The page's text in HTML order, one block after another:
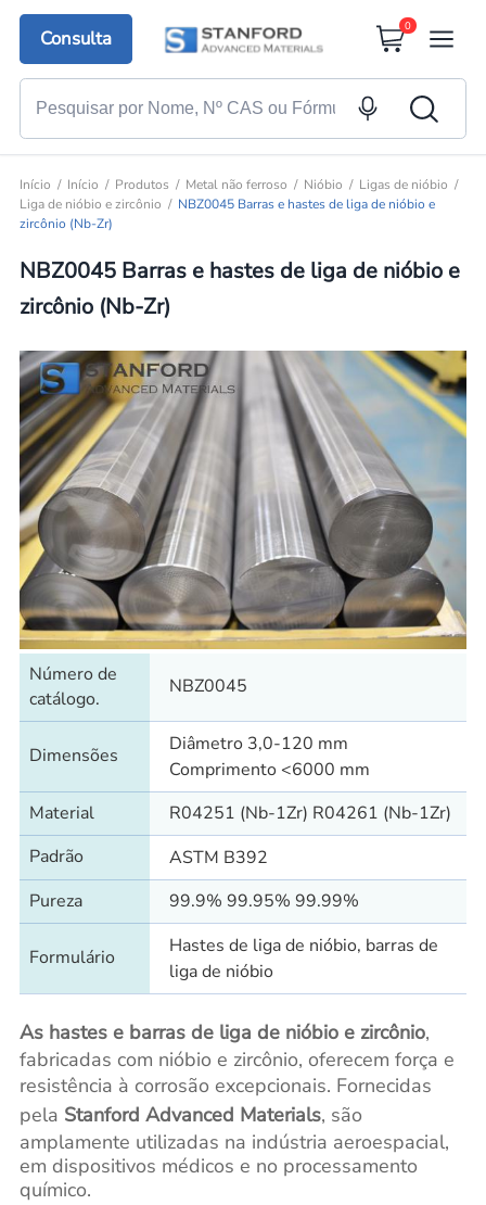
Consulta
0
Início Início Produtos Metal não ferroso Nióbio
Ligas de nióbio
Liga de nióbio e zircônio
NBZ0045 Barras e hastes de liga de nióbio e
zircônio (Nb-Zr)
NBZ0045 Barras e hastes de liga de nióbio e
zircônio (Nb-Zr)
Número de
catálogo.
NBZ0045
Dimensões
Diâmetro 3,0-120 mm
Comprimento <6000 mm
Material
R04251 (Nb-1Zr) R04261 (Nb-1Zr)
Padrão
ASTM B392
Pureza
99.9% 99.95% 99.99%
Formulário
Hastes de liga de nióbio, barras de
liga de nióbio
As hastes e barras de liga de nióbio e zircônio,
fabricadas com nióbio e zircônio, oferecem força e
resistência à corrosão excepcionais. Fornecidas
pela Stanford Advanced Materials, são
amplamente utilizadas na indústria aeroespacial,
em dispositivos médicos e no processamento
químico.